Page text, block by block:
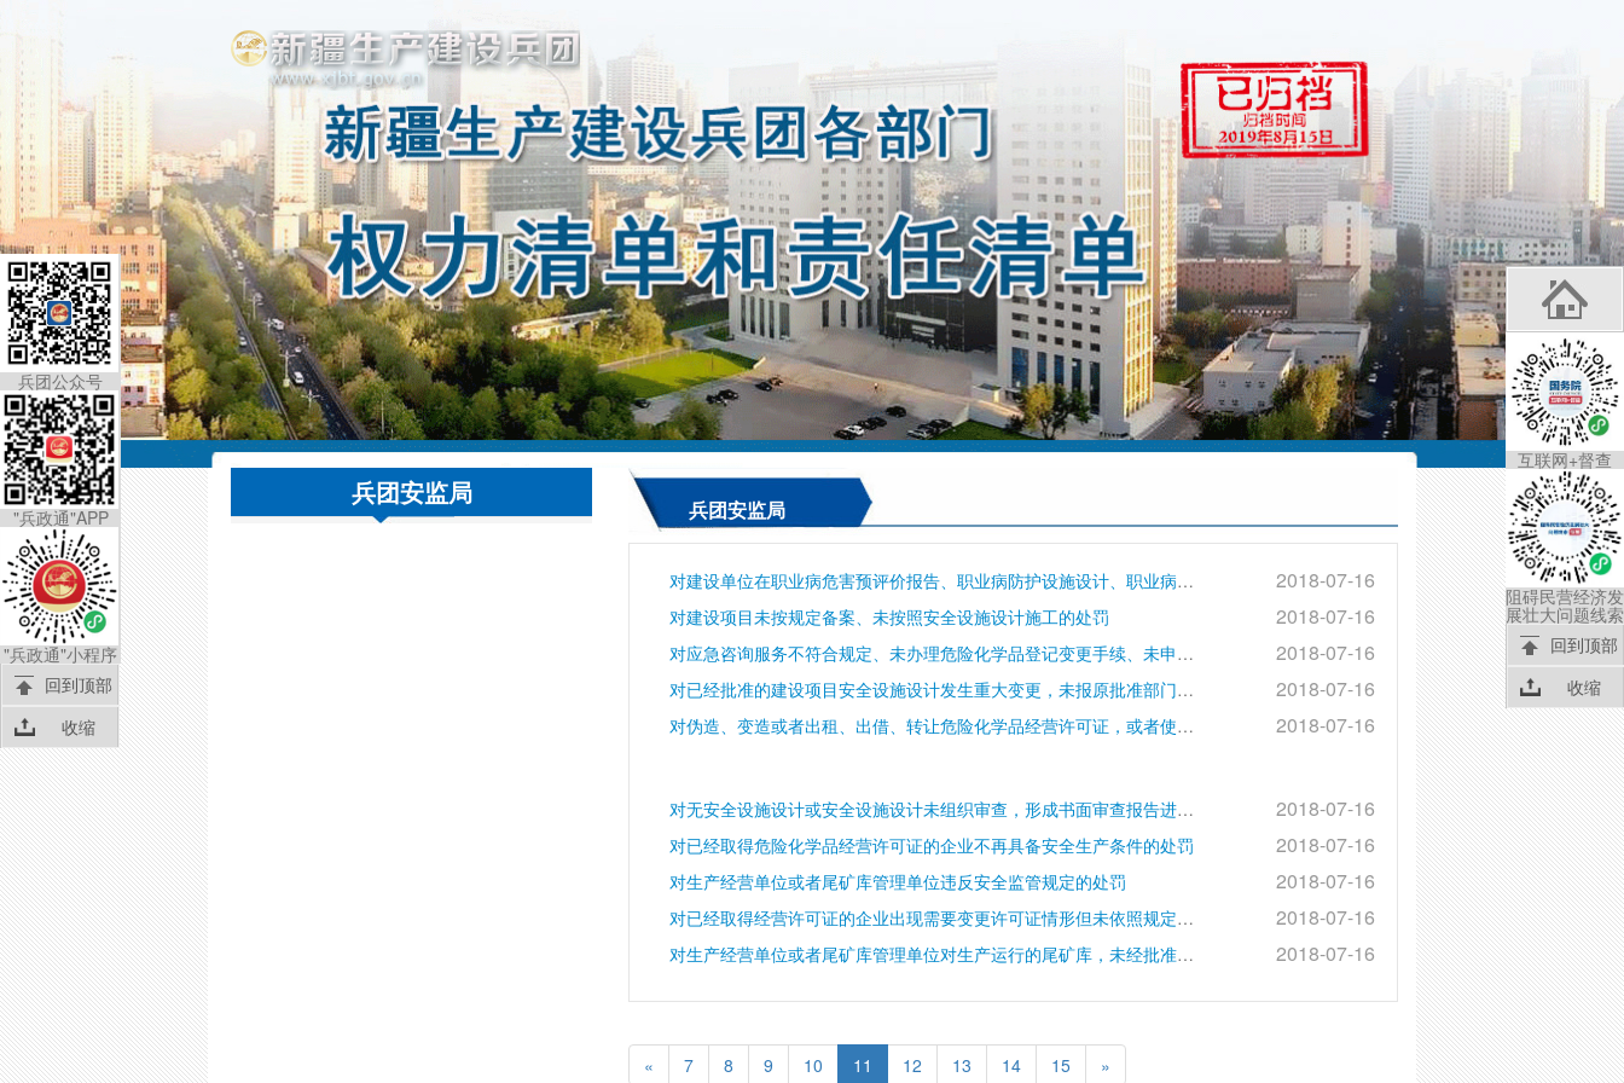
兵团安监局
兵团安监局
对建设单位在职业病危害预评价报告、职业病防护设施设计、职业病危害控制效果评价报告编制、评审以及职业病防护设施验收等过程中弄虚作假的处罚 2018-07-16
对建设项目未按规定备案、未按照安全设施设计施工的处罚 2018-07-16
对应急咨询服务不符合规定、未办理危险化学品登记变更手续、未申请复核换证继续生产或者进口、转让、冒用或者使用伪造的危险化学品登记证，或者不如实填报登记内容、提交有关材料的、拒绝、阻挠登记机构、现场核查的处罚 2018-07-16
对已经批准的建设项目安全设施设计发生重大变更，未报原批准部门审查同意擅自开工建设的处罚 2018-07-16
对伪造、变造或者出租、出借、转让危险化学品经营许可证，或者使用伪造、变造的危险化学品经营许可证的处罚 2018-07-16
对无安全设施设计或安全设施设计未组织审查，形成书面审查报告进行备案的、施工单位未按照安全设施设计施工、未组织安全设施竣工验收形成书面报告进行备案的处罚 2018-07-16
对已经取得危险化学品经营许可证的企业不再具备安全生产条件的处罚 2018-07-16
对生产经营单位或者尾矿库管理单位违反安全监管规定的处罚 2018-07-16
对已经取得经营许可证的企业出现需要变更许可证情形但未依照规定申请变更的处罚 2018-07-16
​对生产经营单位或者尾矿库管理单位对生产运行的尾矿库，未经批准进行变更等的处罚 2018-07-16
« 7 8 9 10 11 12 13 14 15 »
互联网+督查
阻碍民营经济发
展壮大问题线索
回到顶部
收缩
兵团公众号
"兵政通"APP
"兵政通"小程序
回到顶部
收缩